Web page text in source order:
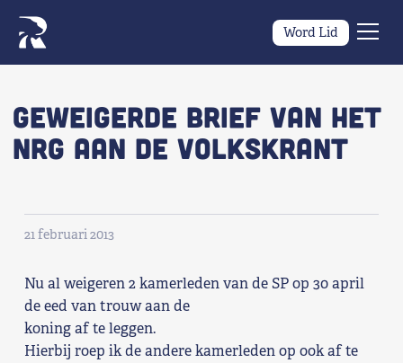
Word Lid
×
Wat we doen
Wie we zijn
Nieuws
geweigerde brief van het
NRG aan de Volkskrant
21 februari 2013
Nu al weigeren 2 kamerleden van de SP op 30 april
de eed van trouw aan de
koning af te leggen.
Hierbij roep ik de andere kamerleden op ook af te